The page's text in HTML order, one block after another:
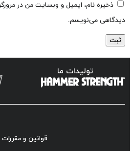
ذخیره نام، ایمیل و وبسایت من در
دیدگاهی می‌نویسم.
تولیدات ما
قوانین و مقررات